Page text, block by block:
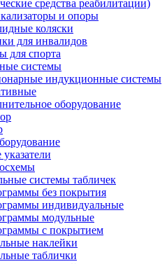
средства реабилитации)
и опоры
коляски
для инвалидов
для спорта
системы
индукционные системы
оборудование
системы табличек
без покрытия
индивидуальные
модульные
с покрытием
наклейки
таблички